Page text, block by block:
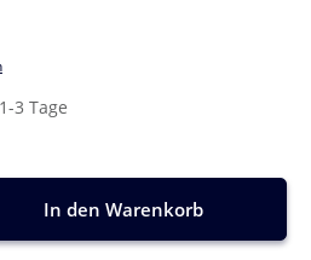
3 Tage
In den Warenkorb